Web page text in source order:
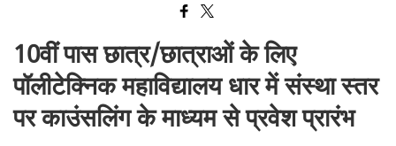
10वीं पास छात्र/छात्राओं के लिए
पॉलीटेक्निक महाविद्यालय धार में संस्था स्तर
पर काउंसलिंग के माध्यम से प्रवेश प्रारंभ